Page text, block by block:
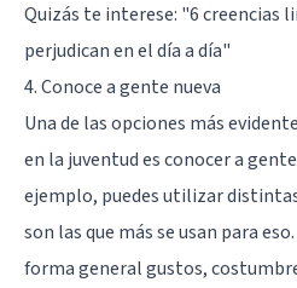
Quizás te interese: "6 creencias
perjudican en el día a día"
4. Conoce a gente nueva
Una de las opciones más
en la juventud es conocer a
ejemplo, puedes utilizar
son las que más se usan para
forma general gustos,